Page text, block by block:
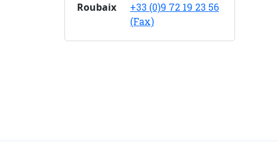
Roubaix
+33 (0)9 72 19 23 56
(Fax)